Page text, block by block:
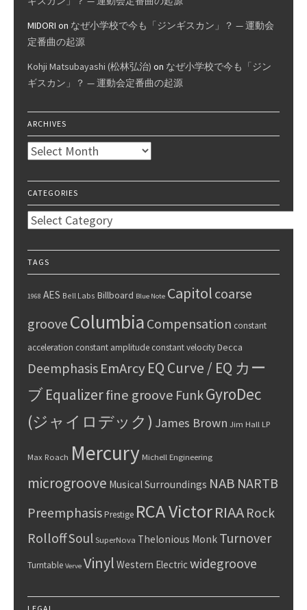
MIDORI on なぜ小学校で今も「ジンギスカン」？ — 運動会
定番曲の起源
Kohji Matsubayashi (松林弘治) on なぜ小学校で今も「ジン
ギスカン」？ — 運動会定番曲の起源
ARCHIVES
Archives
CATEGORIES
Categories
TAGS
1968 AES Bell Labs Billboard Blue Note Capitol coarse
groove Columbia Compensation constant
acceleration constant amplitude constant velocityDecca
Deemphasis EmArcyEQ Curve / EQ カー
ブEqualizerfine groove Funk GyroDec
(ジャイロデック) James Brown Jim Hall LP
Max Roach Mercury Michell Engineering
microgroove Musical Surroundings NAB NARTB
PreemphasisPrestige RCA VictorRIAA Rock
RolloffSoul SuperNova Thelonious Monk Turnover
Turntable Verve Vinyl Western Electricwidegroove